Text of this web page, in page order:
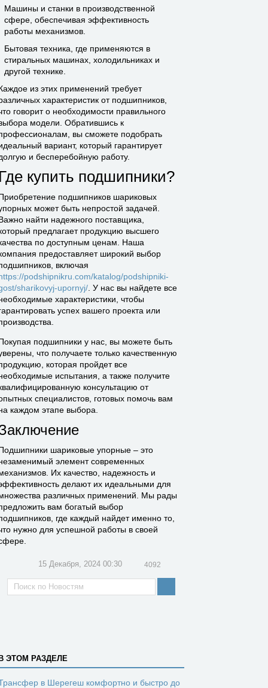
Машины и станки в производственной
сфере, обеспечивая эффективность
работы механизмов.
Бытовая техника, где применяются в
стиральных машинах, холодильниках и
другой технике.
из этих применений требует
характеристик от подшипников,
говорит о необходимости правильного
модели. Обратившись к
вы сможете подобрать
вариант, который гарантирует
и бесперебойную работу.
купить подшипники?
подшипников шариковых
может быть непростой задачей.
найти надежного поставщика,
предлагает продукцию высшего
по доступным ценам. Наша
предоставляет широкий выбор
включая
podshipnikru.com/katalog/podshipniki-
sharikovyj-upornyj/ . У нас вы найдете все
характеристики, чтобы
успех вашего проекта или
подшипники у нас, вы можете быть
что получаете только качественную
которая пройдет все
испытания, а также получите
консультацию от
специалистов, готовых помочь вам
каждом этапе выбора.
шариковые упорные – это
элемент современных
Их качество, надежность и
делают их идеальными для
различных применений. Мы рады
вам богатый выбор
где каждый найдет именно то,
нужно для успешной работы в своей
15 Декабря, 2024 00:30 4092
ЭТОМ РАЗДЕЛЕ
в Шерегеш комфортно и быстро до